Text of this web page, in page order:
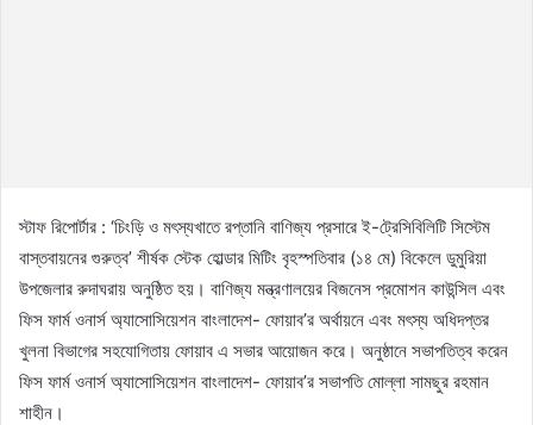
স্টাফ রিপোর্টার : ‘চিংড়ি ও মৎস্যখাতে রপ্তানি বাণিজ্য প্রসারে ই-ট্রেসিবিলিটি সিস্টেম
বাস্তবায়নের গুরুত্ব’ শীর্ষক স্টেক হোল্ডার মিটিং বৃহস্পতিবার (১৪ মে) বিকেলে ডুমুরিয়া
উপজেলার রুদাঘরায় অনুষ্ঠিত হয়। বাণিজ্য মন্ত্রণালয়ের বিজনেস প্রমোশন কাউন্সিল এবং
ফিস ফার্ম ওনার্স অ্যাসোসিয়েশন বাংলাদেশ- ফোয়াব’র অর্থায়নে এবং মৎস্য অধিদপ্তর
খুলনা বিভাগের সহযোগিতায় ফোয়াব এ সভার আয়োজন করে। অনুষ্ঠানে সভাপতিত্ব করেন
ফিস ফার্ম ওনার্স অ্যাসোসিয়েশন বাংলাদেশ- ফোয়াব’র সভাপতি মোল্লা সামছুর রহমান
শাহীন।